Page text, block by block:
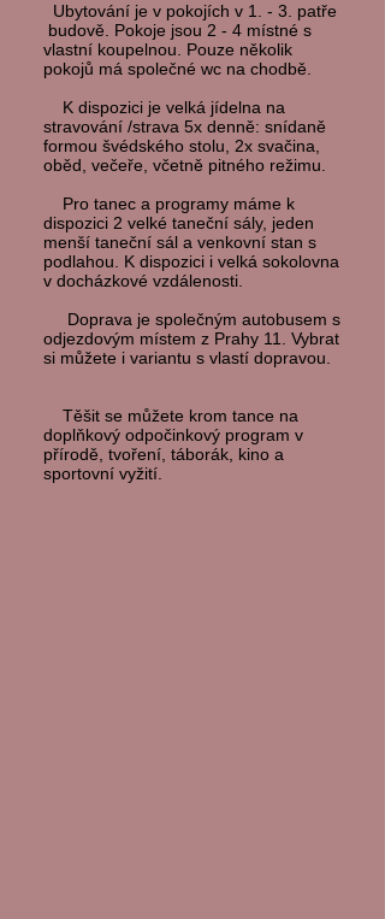
Ubytování je v pokojích v 1. - 3. patře
budově. Pokoje jsou 2 - 4 místné s
vlastní koupelnou. Pouze několik
pokojů má společné wc na chodbě.
K dispozici je velká jídelna na
stravování /strava 5x denně: snídaně
formou švédského stolu, 2x svačina,
oběd, večeře, včetně pitného režimu.
Pro tanec a programy máme k
dispozici 2 velké taneční sály, jeden
menší taneční sál a venkovní stan s
podlahou. K dispozici i velká sokolovna
v docházkové vzdálenosti.
Doprava je společným autobusem s
odjezdovým místem z Prahy 11. Vybrat
si můžete i variantu s vlastí dopravou.
Těšit se můžete krom tance na
doplňkový odpočinkový program v
přírodě, tvoření, táborák, kino a
sportovní vyžití.